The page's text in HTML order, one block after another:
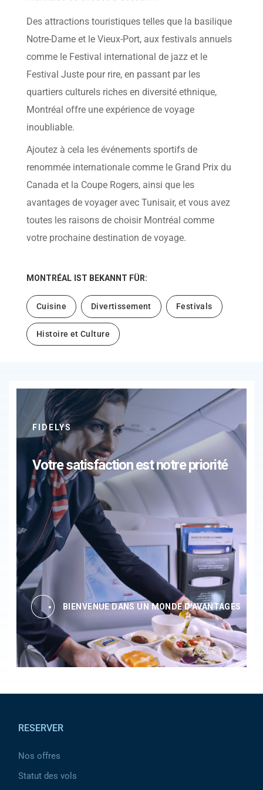
navigate
interact
content.
Des attractions touristiques telles que la basilique
Notre-Dame et le Vieux-Port, aux festivals annuels
comme le Festival international de jazz et le
Festival Juste pour rire, en passant par les
quartiers culturels riches en diversité ethnique,
Montréal offre une expérience de voyage
inoubliable.
Ajoutez à cela les événements sportifs de
renommée internationale comme le Grand Prix du
Canada et la Coupe Rogers, ainsi que les
avantages de voyager avec Tunisair, et vous avez
toutes les raisons de choisir Montréal comme
votre prochaine destination de voyage.
MONTRÉAL IST BEKANNT FÜR:
Cuisine Divertissement Festivals
Histoire et Culture
FIDELYS
Votre satisfaction est notre priorité
BIENVENUE DANS UN MONDE D'AVANTAGES
RESERVER
Nos offres
Statut des vols